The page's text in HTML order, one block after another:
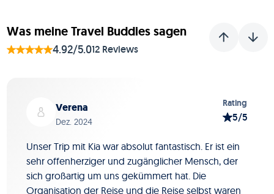
Was meine Travel Buddies sagen
4.92/5.012 Reviews
Verena
Dez. 2024
Rating
5/5
Unser Trip mit Kia war absolut fantastisch. Er ist ein
sehr offenherziger und zugänglicher Mensch, der
sich großartig um uns gekümmert hat. Die
Organisation der Reise und die Reise selbst waren